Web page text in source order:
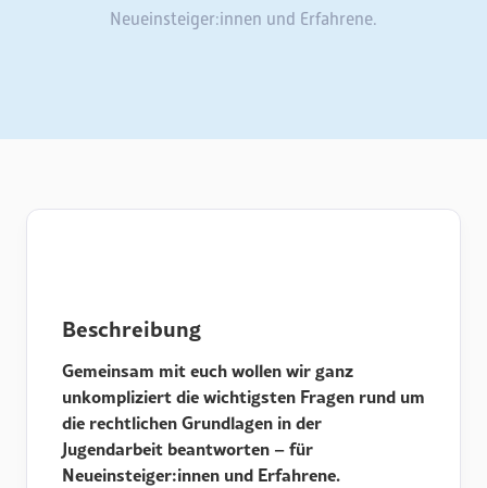
Neueinsteiger:innen und Erfahrene.
Beschreibung
Gemeinsam mit euch wollen wir ganz
unkompliziert die wichtigsten Fragen rund um
die rechtlichen Grundlagen in der
Jugendarbeit beantworten – für
Neueinsteiger:innen und Erfahrene.